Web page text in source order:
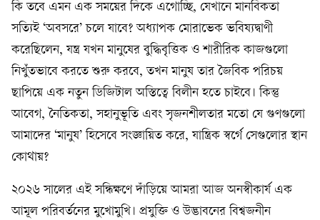
কি তবে এমন এক সময়ের দিকে এগোচ্ছি, যেখানে মানবিকতা
সত্যিই ‘অবসরে’ চলে যাবে? অধ্যাপক মোরাভেক ভবিষ্যদ্বাণী
করেছিলেন, যন্ত্র যখন মানুষের বুদ্ধিবৃত্তিক ও শারীরিক কাজগুলো
নিখুঁতভাবে করতে শুরু করবে, তখন মানুষ তার জৈবিক পরিচয়
ছাপিয়ে এক নতুন ডিজিটাল অস্তিত্বে বিলীন হতে চাইবে। কিন্তু
আবেগ, নৈতিকতা, সহানুভূতি এবং সৃজনশীলতার মতো যে গুণগুলো
আমাদের ‘মানুষ’ হিসেবে সংজ্ঞায়িত করে, যান্ত্রিক স্বর্গে সেগুলোর স্থান
কোথায়?
২০২৬ সালের এই সন্ধিক্ষণে দাঁড়িয়ে আমরা আজ অনস্বীকার্য এক
আমূল পরিবর্তনের মুখোমুখি। প্রযুক্তি ও উদ্ভাবনের বিশ্বজনীন